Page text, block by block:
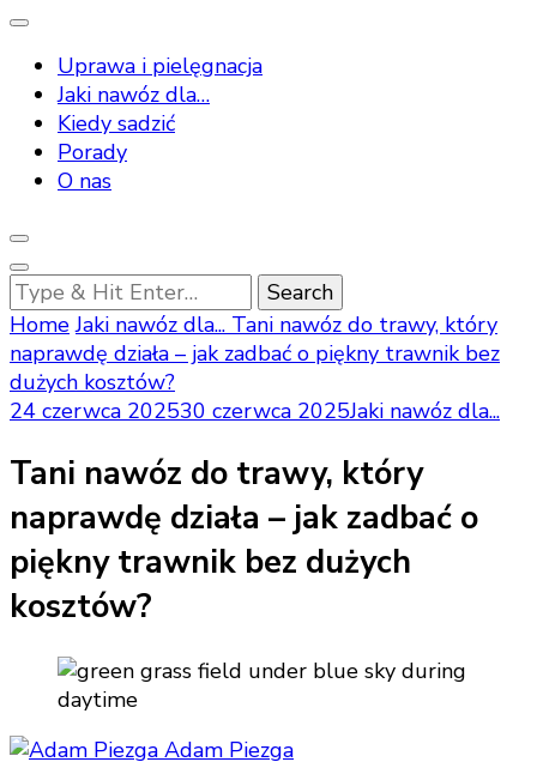
Uprawa i pielęgnacja
Jaki nawóz dla…
Kiedy sadzić
Porady
O nas
Looking
for
Something?
Home Jaki nawóz dla... Tani nawóz do trawy, który
naprawdę działa – jak zadbać o piękny trawnik bez
dużych kosztów?
24 czerwca 202530 czerwca 2025Jaki nawóz dla...
Tani nawóz do trawy, który
naprawdę działa – jak zadbać o
piękny trawnik bez dużych
kosztów?
Adam Piezga